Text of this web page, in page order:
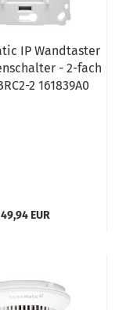
IP Wandtaster
- 2-fach
2 161839A0
49,94 EUR